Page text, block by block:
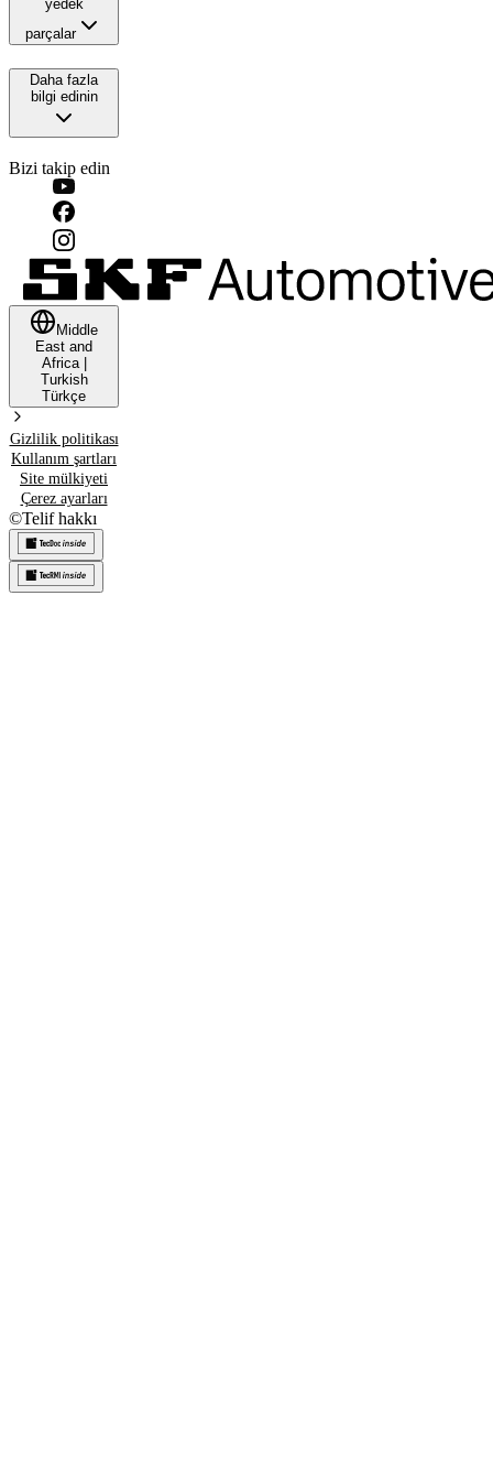
yedek
parçalar
Daha fazla
bilgi edinin
Bizi takip edin
Middle
East and
Africa|
Turkish
Türkçe
Gizlilik politikası
Kullanım şartları
Site mülkiyeti
Çerez ayarları
©Telif hakkı